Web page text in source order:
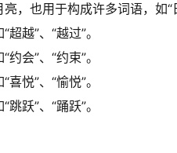
，也用于构成许多词语，如“
越”、“越过”。
会”、“约束”。
悦”、“愉悦”。
跃”、“踊跃”。